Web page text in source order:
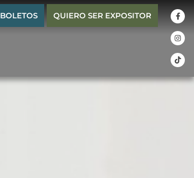
BOLETOS QUIERO SER EXPOSITOR